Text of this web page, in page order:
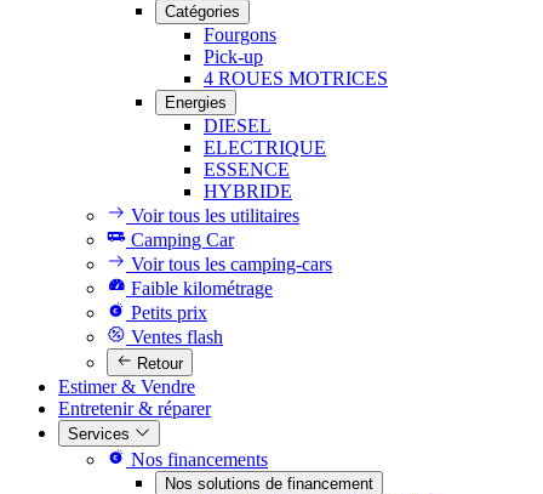
Catégories
Fourgons
Pick-up
4 ROUES MOTRICES
Energies
DIESEL
ELECTRIQUE
ESSENCE
HYBRIDE
Voir tous les utilitaires
Camping Car
Voir tous les camping-cars
Faible kilométrage
Petits prix
Ventes flash
Retour
Estimer & Vendre
Entretenir & réparer
Services
Nos financements
Nos solutions de financement